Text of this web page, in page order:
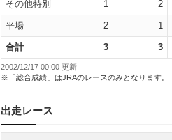
その他特別 1 2
平場 2 1
合計 3 3
2002/12/17 00:00 更新
※「総合成績」はJRAのレースのみとなります。
出走レース